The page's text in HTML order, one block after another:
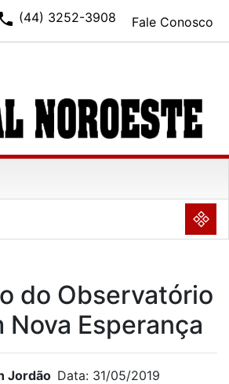
Fale Conosco
(44) 3252-3908
NULL
do Observatório
Nova Esperança
Jordão Data: 31/05/2019